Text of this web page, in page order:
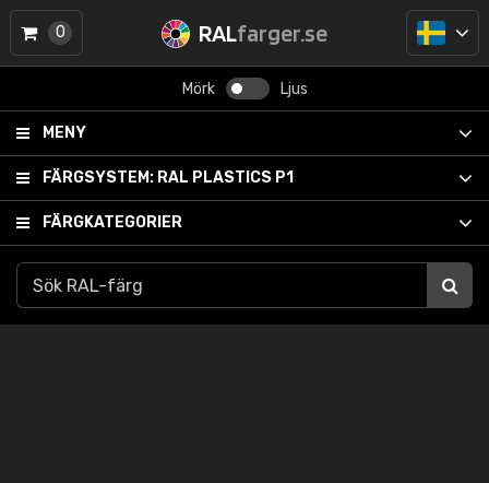
RALfarger.se
Mörk Ljus
MENY
FÄRGSYSTEM: RAL PLASTICS P1
FÄRGKATEGORIER
0